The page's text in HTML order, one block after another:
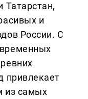
Татарстан,
и
России. С
привлекает
из самых